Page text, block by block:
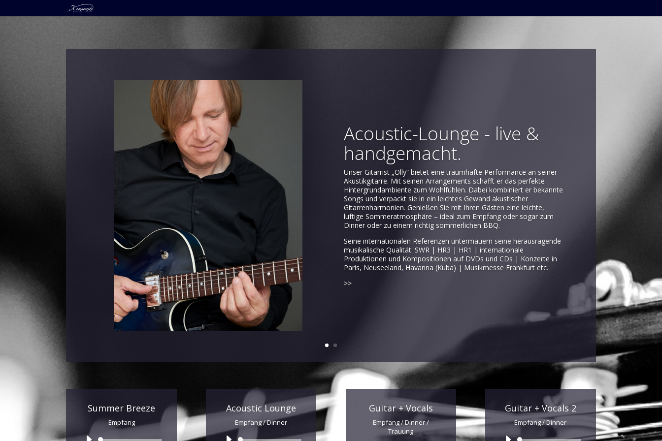
Acoustic-Lounge - live &
handgemacht.
Unser Gitarrist „Olly“ bietet eine traumhafte Performance an seiner
Akustikgitarre. Mit seinen Arrangements schafft er das perfekte
Hintergrundambiente zum Wohlfühlen. Dabei kombiniert er bekannte
Songs und verpackt sie in ein leichtes Gewand akustischer
Gitarrenharmonien. Genießen Sie mit Ihren Gästen eine leichte,
luftige Sommeratmosphäre – ideal zum Empfang oder sogar zum
Dinner oder zu einem richtig sommerlichen BBQ.
Seine internationalen Referenzen untermauern seine herausragende
musikalische Qualität: SWR | HR3 | HR1 | internationale
Produktionen und Kompositionen auf DVDs und CDs | Konzerte in
Paris, Neuseeland, Havanna (Kuba) | Musikmesse Frankfurt etc.
>>
Summer Breeze
Empfang
Audio-
Acoustic Lounge
Empfang / Dinner
Audio-
Guitar + Vocals
Empfang / Dinner /
Trauung
Guitar + Vocals 2
Empfang / Dinner
Audio-